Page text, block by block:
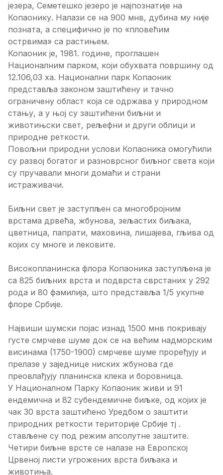
језера, Семетешко језеро је најпознатије на
Копаонику. Налази се на 900 мнв, дубина му није
позната, а специфично је по «пловећим
острвима» са растињем.
Копаоник је, 1981. године, проглашен
Националним парком, који обухвата површину од
12.106,03 ха. Национални парк Копаоник
представља законом заштићену и тачно
ограничену област која се одржава у природном
стању, а у њој су заштићени биљни и
животињски свет, рељефни и други облици и
природне реткости.
Повољни природни услови Копаоника омогућили
су развој богатог и разноврсног биљног света који
су пручавали многи домаћи и страни
истраживачи.
Биљни свет је заступљен са многобројним
врстама дрвећа, жбунова, зељастих биљака,
цветница, папрати, маховина, лишајева, гљива од
којих су многе и лековите.
Високопланинска флора Копаоника заступљена је
са 825 биљних врста и подврста сврстаних у 292
рода и 80 фамилија, што представља 1/5 укупне
флоре Србије.
Највиши шумски појас изнад 1500 мнв покривају
густе смрчеве шуме док се на већим надморским
висинама (1750-1900) смрчеве шуме проређују и
прелазе у заједнице ниских жбунова где
преовлађују планинска клека и боровница.
У Националном Парку Копаоник живи и 91
ендемична и 82 субендемичне биљке, од којих је
чак 30 врста заштићено Уредбом о заштити
природних реткости територије Србије тј .
стављене су под режим апсолутне заштите.
Четири биљне врсте се налазе на Европској
Црвеној листи угрожених врста биљака и
животиња.